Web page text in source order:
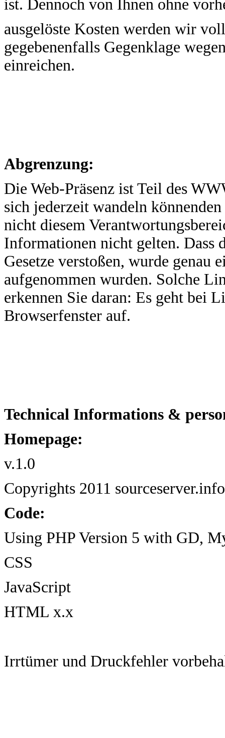
ist. Dennoch von Ihnen ohne
ausgelöste Kosten werden wir
gegebenenfalls Gegenklage
einreichen.
Abgrenzung:
Die Web-Präsenz ist Teil des
sich jederzeit wandeln
nicht diesem
Informationen nicht gelten. Dass
Gesetze verstoßen, wurde genau
aufgenommen wurden. Solche
erkennen Sie daran: Es geht bei
Browserfenster auf.
Technical Informations &
Homepage:
v.1.0
Copyrights 2011
Code:
Using PHP Version 5 with GD,
CSS
JavaScript
HTML x.x
Irrtümer und Druckfehler